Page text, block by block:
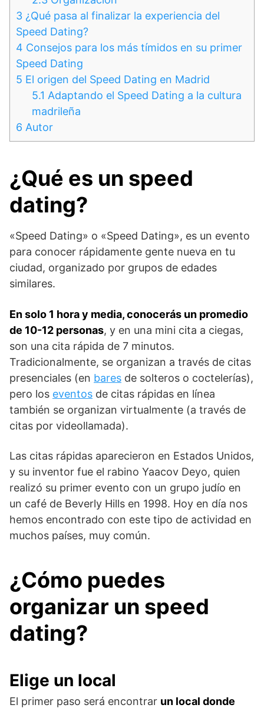
3 ¿Qué pasa al finalizar la experiencia del
Speed Dating?
4 Consejos para los más tímidos en su primer
Speed Dating
5 El origen del Speed Dating en Madrid
5.1 Adaptando el Speed Dating a la cultura
madrileña
6 Autor
¿Qué es un speed
dating?
«Speed ​​Dating» o «Speed ​​Dating», es un evento
para conocer rápidamente gente nueva en tu
ciudad, organizado por grupos de edades
similares.
En solo 1 hora y media, conocerás un promedio
de 10-12 personas, y en una mini cita a ciegas,
son una cita rápida de 7 minutos.
Tradicionalmente, se organizan a través de citas
presenciales (en bares de solteros o coctelerías),
pero los eventos de citas rápidas en línea
también se organizan virtualmente (a través de
citas por videollamada).
Las citas rápidas aparecieron en Estados Unidos,
y su inventor fue el rabino Yaacov Deyo, quien
realizó su primer evento con un grupo judío en
un café de Beverly Hills en 1998. Hoy en día nos
hemos encontrado con este tipo de actividad en
muchos países, muy común.
¿Cómo puedes
organizar un speed
dating?
Elige un local
El primer paso será encontrar un local donde